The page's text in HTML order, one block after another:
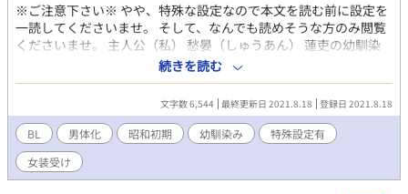
※ご注意下さい※ やや、特殊な設定なので本文を読む前に設定を
一読してくださいませ。 そして、なんでも読めそうな方のみ閲覧
くださいませ。 主人公（私） 愁晏（しゅうあん） 蓮吏の幼馴染
み。子供の頃から蓮吏が好きな一途な青年。性格は篤実で、蓮吏
の事をいつも気にかけている。 本条 蓮吏（れんり） 愁晏の想い
びと。元は七歳までは女の子だったが、とあるきっかけで男にな
ってしまう。愁晏を深く想いつつもまだ心が揺れてしまう自分に
戸惑う日々。人の目に見えない存在が昔は、見えていた。 時代は
おおよそ、昭和初期程を考えています。
続きを読む
文字数 6,544 最終更新日 2021.8.18 登録日 2021.8.18
BL 男体化 昭和初期 幼馴染み
特殊設定有
女装受け